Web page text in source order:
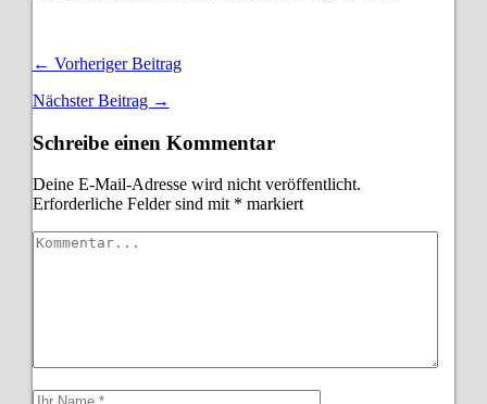
← Vorheriger Beitrag
Nächster Beitrag →
Schreibe einen Kommentar
Deine E-Mail-Adresse wird nicht veröffentlicht.
Erforderliche Felder sind mit * markiert